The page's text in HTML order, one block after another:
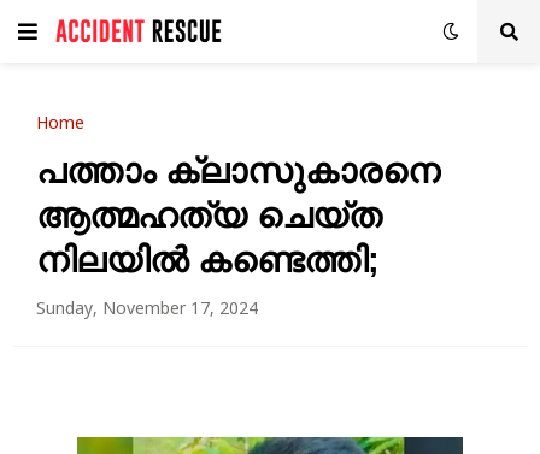
Home
പത്താം ക്ലാസുകാരനെ
ആത്മഹത്യ ചെയ്ത
നിലയിൽ കണ്ടെത്തി;
Sunday, November 17, 2024